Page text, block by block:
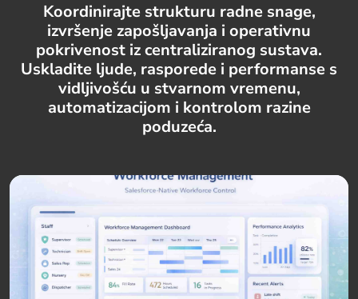
Koordinirajte strukturu radne snage,
izvršenje zapošljavanja i operativnu
pokrivenost iz centraliziranog sustava.
Uskladite ljude, rasporede i performanse s
vidljivošću u stvarnom vremenu,
automatizacijom i kontrolom razine
poduzeća.